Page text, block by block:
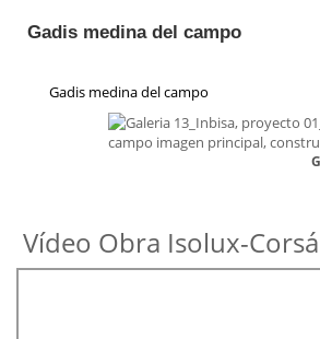
Collosa
Priasa
Gadis medina del campo
Gadis medina del campo
Vídeo Obra Isolux-